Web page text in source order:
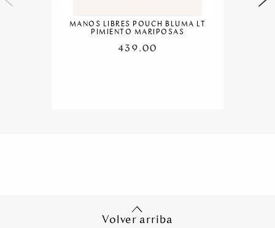
MANOS LIBRES POUCH BLUMA LT
PIMIENTO MARIPOSAS
439.00
Volver arriba